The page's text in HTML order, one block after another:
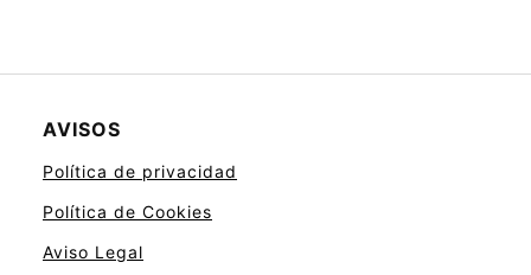
AVISOS
Política de privacidad
Política de Cookies
Aviso Legal